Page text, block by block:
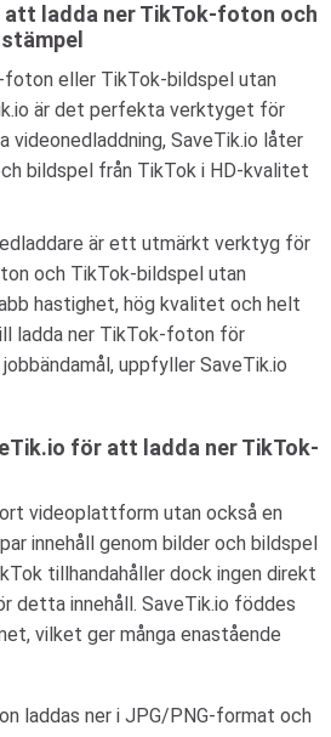
ladda ner TikTok-foton och
foton eller TikTok-bildspel utan
är det perfekta verktyget för
videonedladdning, SaveTik.io låter
bildspel från TikTok i HD-kvalitet
är ett utmärkt verktyg för
och TikTok-bildspel utan
hastighet, hög kvalitet och helt
ladda ner TikTok-foton för
uppfyller SaveTik.io
för att ladda ner TikTok-
videoplattform utan också en
innehåll genom bilder och bildspel
tillhandahåller dock ingen direkt
detta innehåll. SaveTik.io föddes
vilket ger många enastående
laddas ner i JPG/PNG-format och